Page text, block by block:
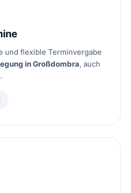
und flexible Terminvergabe
in Großdombra, auch